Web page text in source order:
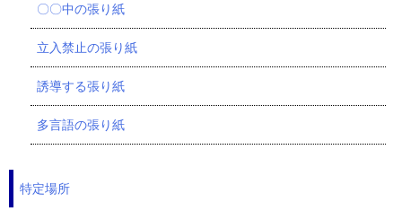
〇〇中の張り紙
立入禁止の張り紙
誘導する張り紙
多言語の張り紙
特定場所